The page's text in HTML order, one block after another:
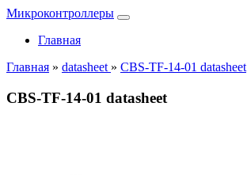
Микроконтроллеры
Главная
Главная » datasheet » CBS-TF-14-01 datasheet
CBS-TF-14-01 datasheet